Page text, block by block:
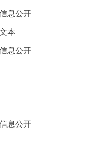
息公开
本
息公开
息公开